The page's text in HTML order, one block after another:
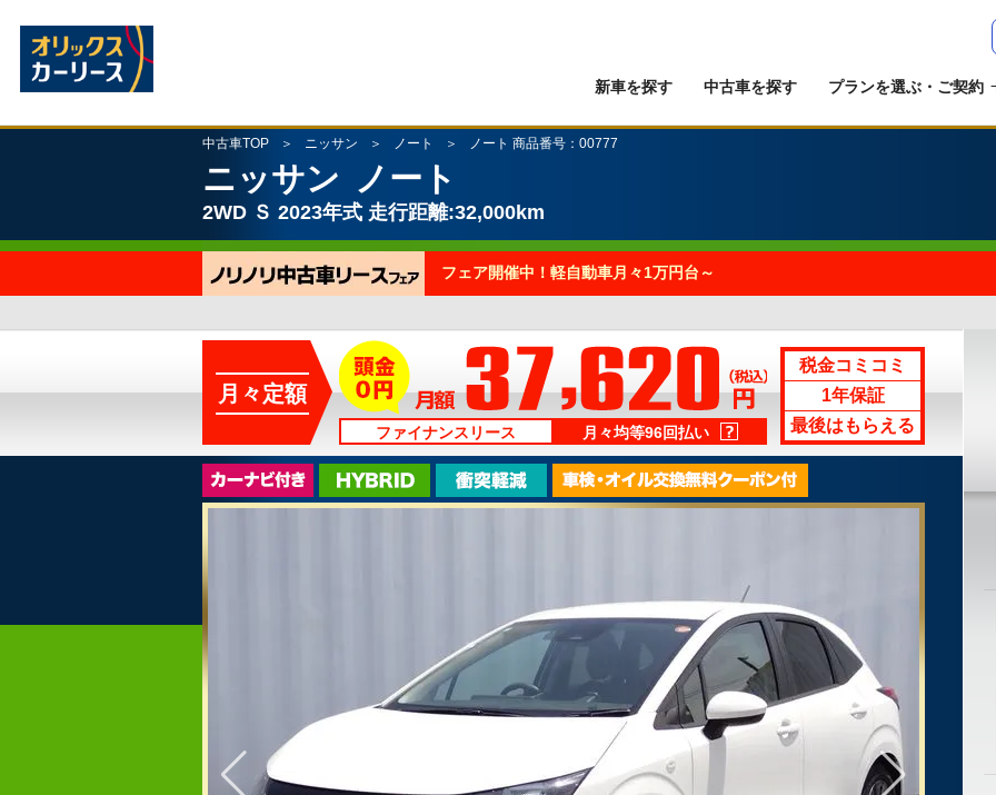
新車を探す 中古車を探す プランを選ぶ・ご契約
中古車TOP ニッサン ノート ノート 商品番号：00777
ニッサン ノート
2WD Ｓ 2023年式 走行距離:32,000km
フェア開催中！軽自動車月々1万円台～
月々定額
ファイナンスリース 月々均等96回払い
税金コミコミ
1年保証
最後はもらえる